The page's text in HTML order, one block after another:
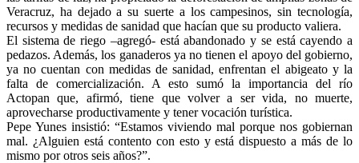
Veracruz, ha dejado a su suerte a los campesinos, sin tecnología,
recursos y medidas de sanidad que hacían que su producto valiera.
El sistema de riego –agregó- está abandonado y se está cayendo a
pedazos. Además, los ganaderos ya no tienen el apoyo del gobierno,
ya no cuentan con medidas de sanidad, enfrentan el abigeato y la
falta de comercialización. A esto sumó la importancia del río
Actopan que, afirmó, tiene que volver a ser vida, no muerte,
aprovecharse productivamente y tener vocación turística.
Pepe Yunes insistió: “Estamos viviendo mal porque nos gobiernan
mal. ¿Alguien está contento con esto y está dispuesto a más de lo
mismo por otros seis años?”.